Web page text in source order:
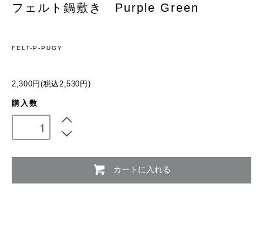
フェルト鍋敷き Purple Green
FELT-P-PUGY
2,300円(税込2,530円)
購入数
カートに入れる